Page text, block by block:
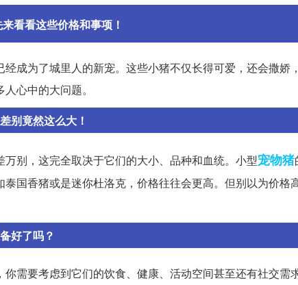
看看这些价格和事项！
成为了城里人的新宠。这些小猪不仅长得可爱，还会撒
心中的大问题。
别竟然这么大！
别，这完全取决于它们的大小、品种和血统。小型宠物猪
国香猪或是迷你杜洛克，价格往往会更高。但别以为价格
好了吗？
需要考虑到它们的饮食、健康、活动空间甚至还有社交需